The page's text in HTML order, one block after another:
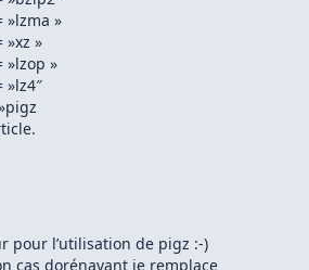
»lzma »
»xz »
»lzop »
»lz4″
pour l’utilisation de pigz :-)
cas dorénavant je remplace